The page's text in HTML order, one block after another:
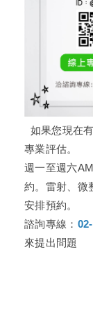
如果您現在
專業評估。
週一至週六
約。雷射、微
安排預約。
諮詢專線：
來提出問題